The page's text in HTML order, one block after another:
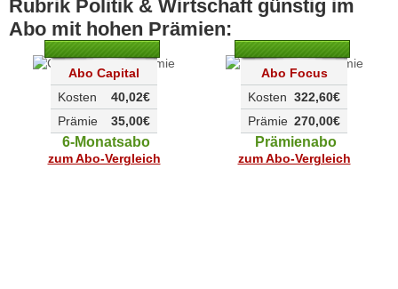
Rubrik Politik & Wirtschaft günstig im
Abo mit hohen Prämien:
Abo Capital
40,02€
Kosten
35,00€
Prämie
6-Monatsabo
zum Abo-Vergleich
Abo Focus
322,60€
Kosten
270,00€
Prämie
Prämienabo
zum Abo-Vergleich